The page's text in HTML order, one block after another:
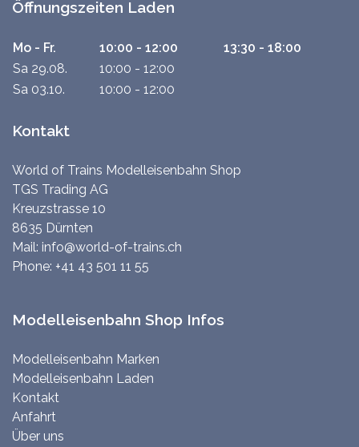
Öffnungszeiten Laden
Mo - Fr. 10:00 - 12:00
13:30 - 18:00
Sa 29.08.
10:00 - 12:00
Sa 03.10.
10:00 - 12:00
Kontakt
World of Trains Modelleisenbahn Shop
TGS Trading AG
Kreuzstrasse 10
8635 Dürnten
Mail: info@world-of-trains.ch
Phone: +41 43 501 11 55
Modelleisenbahn Shop Infos
Modelleisenbahn Marken
Modelleisenbahn Laden
Kontakt
Anfahrt
Über uns